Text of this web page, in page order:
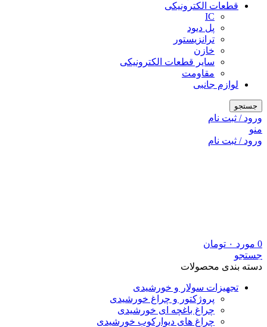
قطعات الکترونیکی
IC
پل دیود
ترانزیستور
خازن
سایر قطعات الکترونیکی
مقاومت
لوازم جانبی
جستجو
ورود / ثبت نام
منو
ورود / ثبت نام
0 مورد ۰ تومان
جستجو
دسته بندی محصولات
تجهیزات سولار و خورشیدی
پروژکتور و چراغ خورشیدی
چراغ باغچه ای خورشیدی
چراغ های دیوارکوب خورشیدی